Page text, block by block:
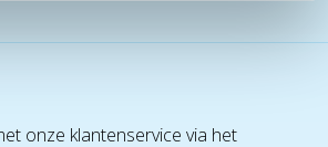
onze klantenservice via het